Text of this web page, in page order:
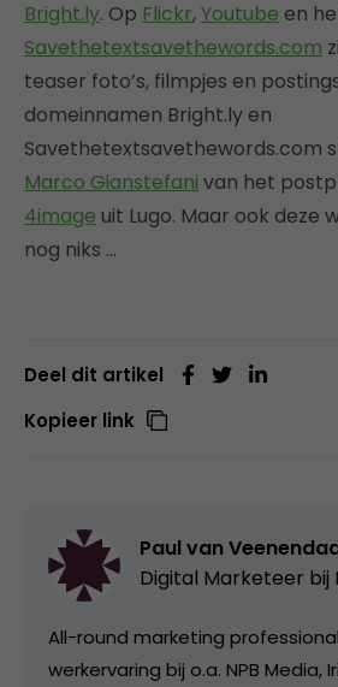
Bright.ly. Op Flickr,Youtube en
Savethetextsavethewords.com
teaser foto’s, filmpjes en
domeinnamen Bright.ly en
Savethetextsavethewords.com
Marco Gianstefani van het
4image uit Lugo. Maar ook deze
nog niks …
Deel dit artikel
Kopieer link
Paul van
Digital Marketeer bij
All-round marketing
werkervaring bij o.a. NPB Media,